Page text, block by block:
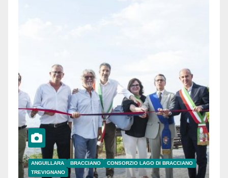
ANGUILLARA BRACCIANO
CONSORZIO LAGO DI BRACCIANO
TREVIGNANO